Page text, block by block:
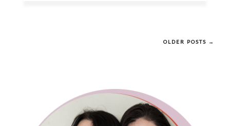
OLDER POSTS →